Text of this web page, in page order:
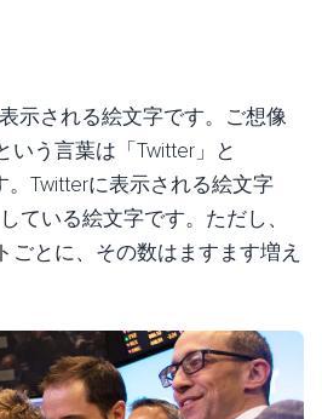
示される絵文字です。ご想像
いう言葉は「Twitter」と
。Twitterに表示される絵文字
ている絵文字です。ただし、
ごとに、その数はますます増え